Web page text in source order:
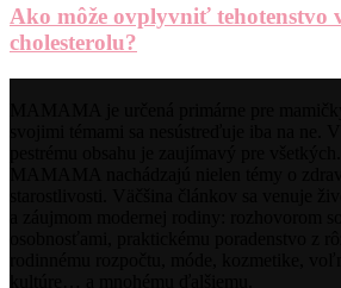
Ako môže ovplyvniť tehotenstvo
cholesterolu?